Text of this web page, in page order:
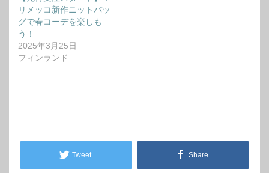
リメッコ新作ニットバッ
グで春コーデを楽しも
う！
2025年3月25日
フィンランド
Tweet Share